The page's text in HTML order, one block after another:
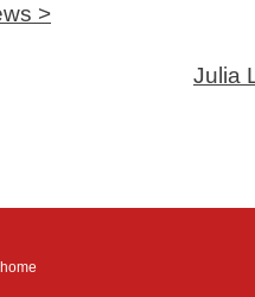
>
Julia
home